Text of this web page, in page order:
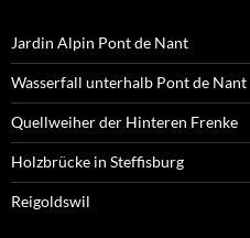
Jardin Alpin Pont de Nant
Wasserfall unterhalb Pont de Nant
Quellweiher der Hinteren Frenke
Holzbrücke in Steffisburg
Reigoldswil